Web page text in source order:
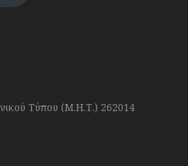
Τύπου (Μ.Η.Τ.) 262014